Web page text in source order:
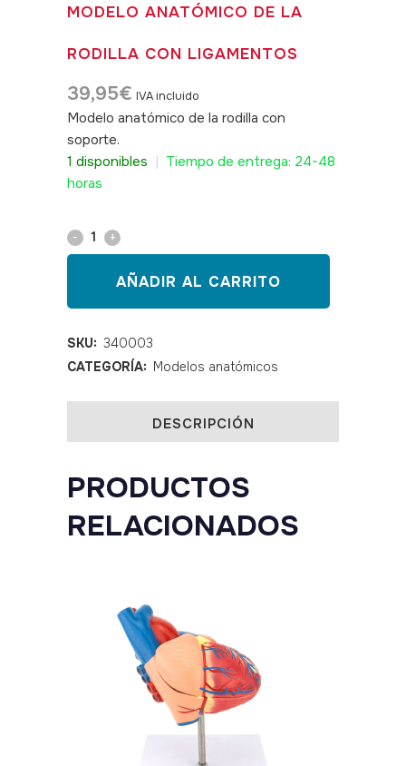
MODELO ANATÓMICO DE LA
RODILLA CON LIGAMENTOS
39,95€ IVA incluido
Modelo anatómico de la rodilla con
soporte.
1 disponibles
Tiempo de entrega: 24-48
horas
Modelo
anatómico
de
la
rodilla
con
ligamentos
AÑADIR AL CARRITO
SKU: 340003
CATEGORÍA: Modelos anatómicos
DESCRIPCIÓN
PRODUCTOS
RELACIONADOS